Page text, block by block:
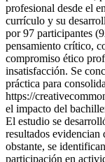
profesional desde el
currículo y su
por 97 participantes
pensamiento crítico,
compromiso ético
insatisfacción. Se
práctica para
https://
el impacto del
El estudio se
resultados evidencian
obstante, se
participación en